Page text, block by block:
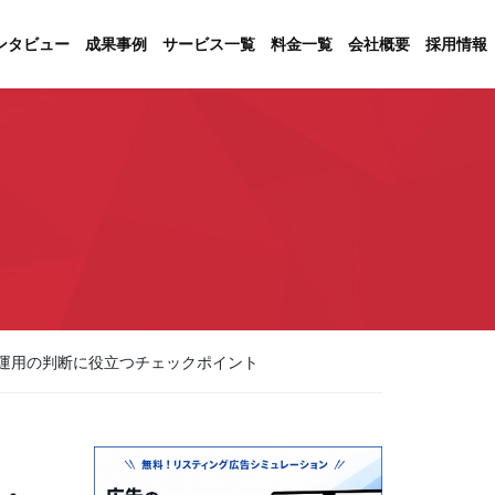
タビュー 成果事例 サービス一覧 料金一覧 会社概要 採用情報
用の判断に役立つチェックポイント